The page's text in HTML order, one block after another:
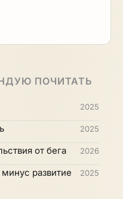
ПОЧИТАТЬ
2025
2025
от бега 2026
развитие 2025